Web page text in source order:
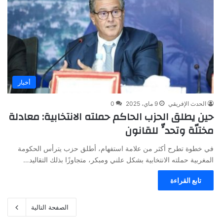
أخبار
الحدث الإفريقي 9 ماي، 2025 0
حين يطلق الحزب الحاكم حملته الانتخابية: معادلة
مختلّة وتحدٍّ للقانون
في خطوة تطرح أكثر من علامة استفهام، أطلق حزب يترأس الحكومة
المغربية حملته الانتخابية بشكل علني ومبكر، متجاوزًا بذلك التقاليد…
تابع القراءة
الصفحة التالية